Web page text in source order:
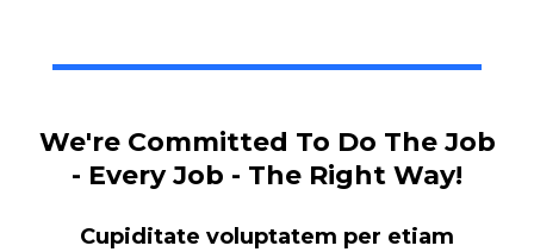
We're Committed To Do The Job
- Every Job - The Right Way!
Cupiditate voluptatem per etiam